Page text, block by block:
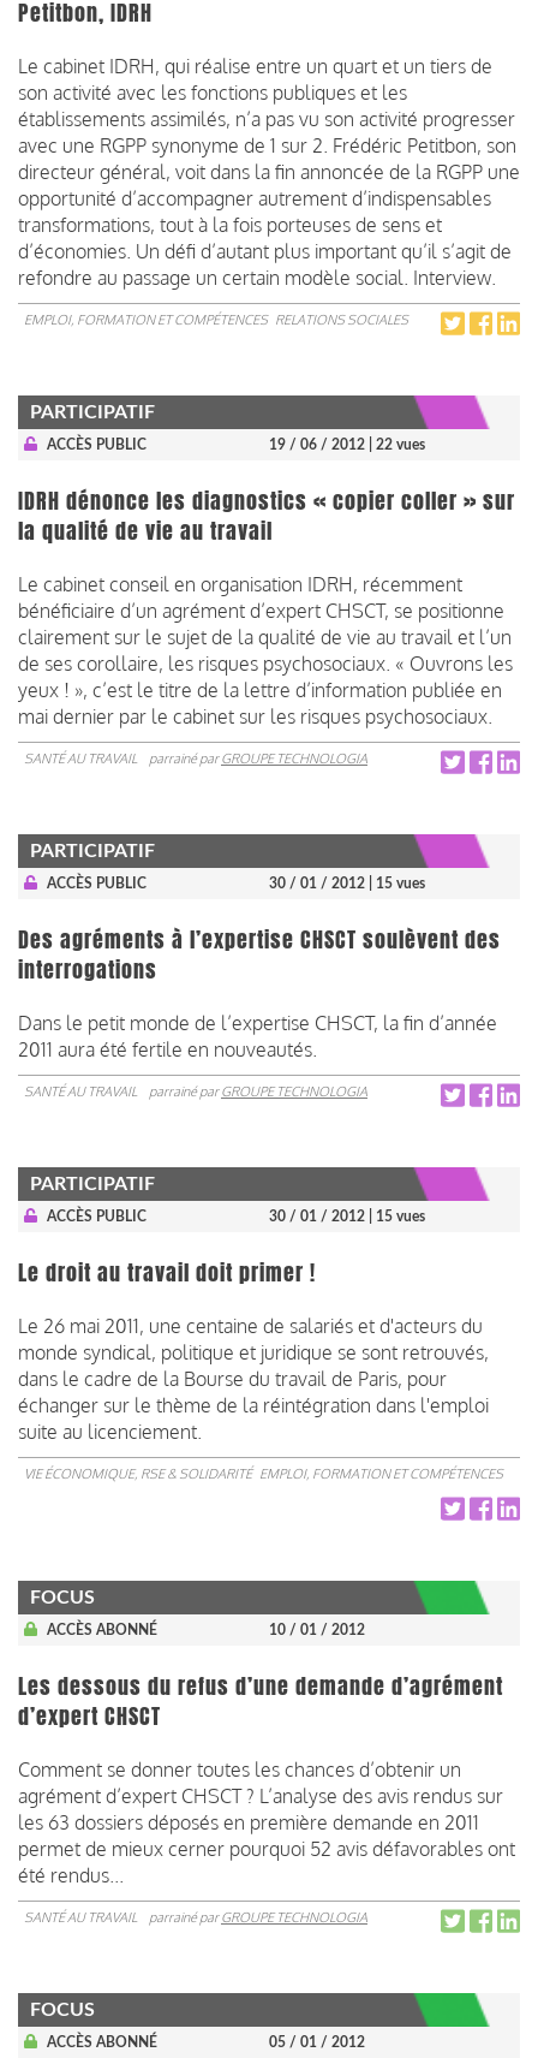
Petitbon, IDRH
Le cabinet IDRH, qui réalise entre un quart et un tiers de
son activité avec les fonctions publiques et les
établissements assimilés, n’a pas vu son activité progresser
avec une RGPP synonyme de 1 sur 2. Frédéric Petitbon, son
directeur général, voit dans la fin annoncée de la RGPP une
opportunité d’accompagner autrement d’indispensables
transformations, tout à la fois porteuses de sens et
d’économies. Un défi d’autant plus important qu’il s’agit de
refondre au passage un certain modèle social. Interview.
EMPLOI, FORMATION ET COMPÉTENCES RELATIONS SOCIALES
PARTICIPATIF
ACCÈS PUBLIC 19 / 06 / 2012 | 22 vues
IDRH dénonce les diagnostics « copier coller » sur
la qualité de vie au travail
Le cabinet conseil en organisation IDRH, récemment
bénéficiaire d’un agrément d’expert CHSCT, se positionne
clairement sur le sujet de la qualité de vie au travail et l’un
de ses corollaire, les risques psychosociaux. « Ouvrons les
yeux ! », c’est le titre de la lettre d’information publiée en
mai dernier par le cabinet sur les risques psychosociaux.
SANTÉ AU TRAVAIL parrainé parGROUPE TECHNOLOGIA
PARTICIPATIF
ACCÈS PUBLIC 30 / 01 / 2012 | 15 vues
Des agréments à l’expertise CHSCT soulèvent des
interrogations
Dans le petit monde de l’expertise CHSCT, la fin d’année
2011 aura été fertile en nouveautés.
SANTÉ AU TRAVAIL parrainé parGROUPE TECHNOLOGIA
PARTICIPATIF
ACCÈS PUBLIC 30 / 01 / 2012 | 15 vues
Le droit au travail doit primer !
Le 26 mai 2011, une centaine de salariés et d'acteurs du
monde syndical, politique et juridique se sont retrouvés,
dans le cadre de la Bourse du travail de Paris, pour
échanger sur le thème de la réintégration dans l'emploi
suite au licenciement.
VIE ÉCONOMIQUE, RSE & SOLIDARITÉ EMPLOI, FORMATION ET COMPÉTENCES
FOCUS
ACCÈS ABONNÉ 10 / 01 / 2012
Les dessous du refus d’une demande d’agrément
d’expert CHSCT
Comment se donner toutes les chances d’obtenir un
agrément d’expert CHSCT ? L’analyse des avis rendus sur
les 63 dossiers déposés en première demande en 2011
permet de mieux cerner pourquoi 52 avis défavorables ont
été rendus...
SANTÉ AU TRAVAIL parrainé parGROUPE TECHNOLOGIA
FOCUS
ACCÈS ABONNÉ 05 / 01 / 2012